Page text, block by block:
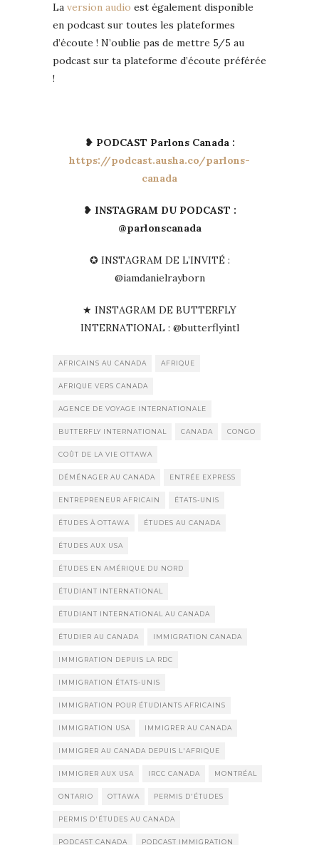
La version audio est également disponible
en podcast sur toutes les plateformes
d’écoute ! N’oublie pas de mettre 5/5 au
podcast sur ta plateforme d’écoute préférée
!
❥ PODCAST Parlons Canada :
https://podcast.ausha.co/parlons-
canada
❥ INSTAGRAM DU PODCAST :
@parlonscanada
✪ INSTAGRAM DE L’INVITÉ :
@iamdanielrayborn
★ INSTAGRAM DE BUTTERFLY
INTERNATIONAL : @butterflyintl
AFRICAINS AU CANADA AFRIQUE
AFRIQUE VERS CANADA
AGENCE DE VOYAGE INTERNATIONALE
BUTTERFLY INTERNATIONAL CANADA CONGO
COÛT DE LA VIE OTTAWA
DÉMÉNAGER AU CANADA ENTRÉE EXPRESS
ENTREPRENEUR AFRICAIN ÉTATS-UNIS
ÉTUDES À OTTAWA ÉTUDES AU CANADA
ÉTUDES AUX USA
ÉTUDES EN AMÉRIQUE DU NORD
ÉTUDIANT INTERNATIONAL
ÉTUDIANT INTERNATIONAL AU CANADA
ÉTUDIER AU CANADA IMMIGRATION CANADA
IMMIGRATION DEPUIS LA RDC
IMMIGRATION ÉTATS-UNIS
IMMIGRATION POUR ÉTUDIANTS AFRICAINS
IMMIGRATION USA IMMIGRER AU CANADA
IMMIGRER AU CANADA DEPUIS L'AFRIQUE
IMMIGRER AUX USA IRCC CANADA MONTRÉAL
ONTARIO OTTAWA PERMIS D'ÉTUDES
PERMIS D'ÉTUDES AU CANADA
PODCAST CANADA PODCAST IMMIGRATION